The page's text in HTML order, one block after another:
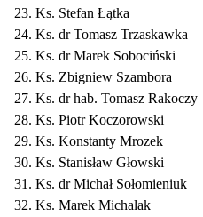
23. Ks. Stefan Łątka
24. Ks. dr Tomasz Trzaskawka
25. Ks. dr Marek Sobociński
26. Ks. Zbigniew Szambora
27. Ks. dr hab. Tomasz Rakoczy
28. Ks. Piotr Koczorowski
29. Ks. Konstanty Mrozek
30. Ks. Stanisław Głowski
31. Ks. dr Michał Sołomieniuk
32. Ks. Marek Michalak